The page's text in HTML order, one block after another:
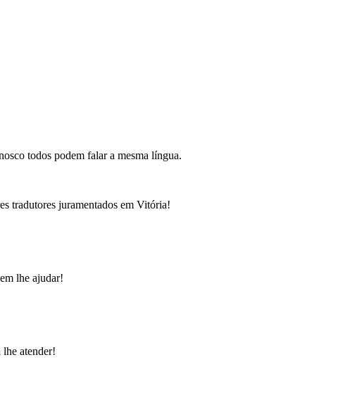
todos podem falar a mesma língua.
tradutores juramentados em Vitória!
lhe ajudar!
atender!